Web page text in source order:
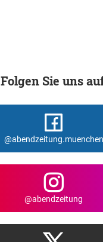
Folgen Sie uns
@abendzeitung.muenchen
@abendzeitung